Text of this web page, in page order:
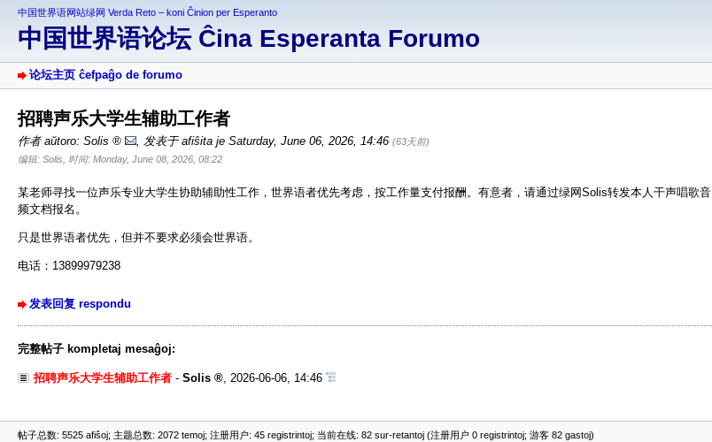
中国世界语网站绿网 Verda Reto – koni Ĉinion per Esperanto
中国世界语论坛 Ĉina Esperanta Forumo
论坛主页 ĉefpaĝo de forumo
招聘声乐大学生辅助工作者
作者 aŭtoro: Solis , 发表于 afiŝita je Saturday, June 06, 2026, 14:46 (63天前)
编辑: Solis, 时间: Monday, June 08, 2026, 08:22
某老师寻找一位声乐专业大学生协助辅助性工作，世界语者优先考虑，按工作量支付报酬。有意者，请通过绿网Solis转发本人干声唱歌音
频文档报名。
只是世界语者优先，但并不要求必须会世界语。
电话：13899979238
发表回复 respondu
完整帖子 kompletaj mesaĝoj:
招聘声乐大学生辅助工作者 - Solis 2026-06-06, 14:46
帖子总数: 5525 afiŝoj; 主题总数: 2072 temoj; 注册用户: 45 registrintoj; 当前在线: 82 sur-retantoj (注册用户 0 registrintoj; 游客 82 gastoj)